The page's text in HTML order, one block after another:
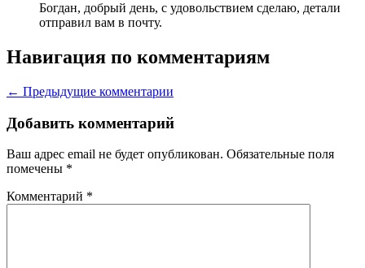
Богдан, добрый день, с удовольствием сделаю, детали
отправил вам в почту.
Навигация по комментариям
← Предыдущие комментарии
Добавить комментарий
Ваш адрес email не будет опубликован. Обязательные поля
помечены *
Комментарий *